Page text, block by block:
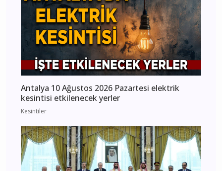
Antalya 10 Ağustos 2026 Pazartesi elektrik
kesintisi etkilenecek yerler
Kesintiler